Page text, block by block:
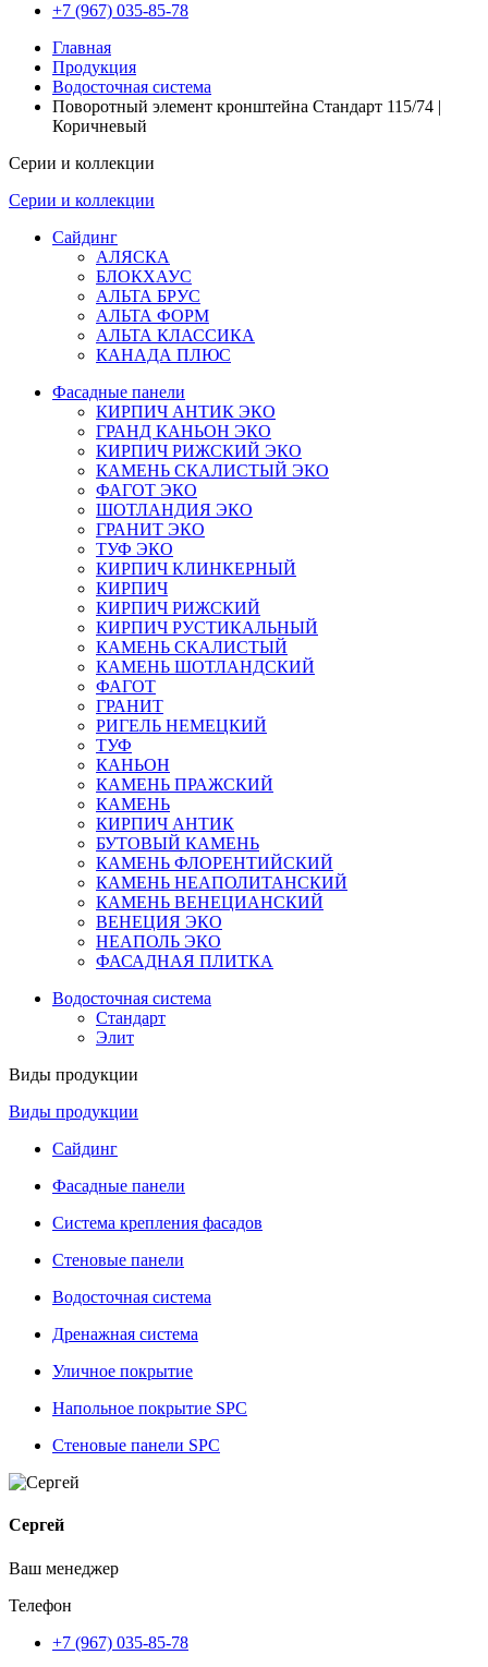
+7 (967) 035-85-78
Главная
Продукция
Водосточная система
Поворотный элемент кронштейна Стандарт 115/74 |
Коричневый
Серии и коллекции
Серии и коллекции
Сайдинг
АЛЯСКА
БЛОКХАУС
АЛЬТА БРУС
АЛЬТА ФОРМ
АЛЬТА КЛАССИКА
КАНАДА ПЛЮС
Фасадные панели
КИРПИЧ АНТИК ЭКО
ГРАНД КАНЬОН ЭКО
КИРПИЧ РИЖСКИЙ ЭКО
КАМЕНЬ СКАЛИСТЫЙ ЭКО
ФАГОТ ЭКО
ШОТЛАНДИЯ ЭКО
ГРАНИТ ЭКО
ТУФ ЭКО
КИРПИЧ КЛИНКЕРНЫЙ
КИРПИЧ
КИРПИЧ РИЖСКИЙ
КИРПИЧ РУСТИКАЛЬНЫЙ
КАМЕНЬ СКАЛИСТЫЙ
КАМЕНЬ ШОТЛАНДСКИЙ
ФАГОТ
ГРАНИТ
РИГЕЛЬ НЕМЕЦКИЙ
ТУФ
КАНЬОН
КАМЕНЬ ПРАЖСКИЙ
КАМЕНЬ
КИРПИЧ АНТИК
БУТОВЫЙ КАМЕНЬ
КАМЕНЬ ФЛОРЕНТИЙСКИЙ
КАМЕНЬ НЕАПОЛИТАНСКИЙ
КАМЕНЬ ВЕНЕЦИАНСКИЙ
ВЕНЕЦИЯ ЭКО
НЕАПОЛЬ ЭКО
ФАСАДНАЯ ПЛИТКА
Водосточная система
Стандарт
Элит
Виды продукции
Виды продукции
Сайдинг
Фасадные панели
Система крепления фасадов
Стеновые панели
Водосточная система
Дренажная система
Уличное покрытие
Напольное покрытие SPC
Стеновые панели SPC
Сергей
Ваш менеджер
Телефон
+7 (967) 035-85-78